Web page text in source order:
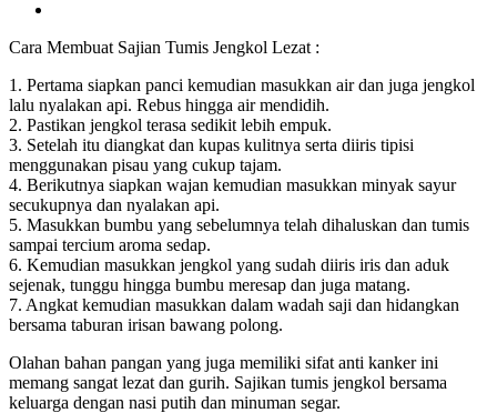
Cara Membuat Sajian Tumis Jengkol Lezat :
1. Pertama siapkan panci kemudian masukkan air dan juga jengkol
lalu nyalakan api. Rebus hingga air mendidih.
2. Pastikan jengkol terasa sedikit lebih empuk.
3. Setelah itu diangkat dan kupas kulitnya serta diiris tipisi
menggunakan pisau yang cukup tajam.
4. Berikutnya siapkan wajan kemudian masukkan minyak sayur
secukupnya dan nyalakan api.
5. Masukkan bumbu yang sebelumnya telah dihaluskan dan tumis
sampai tercium aroma sedap.
6. Kemudian masukkan jengkol yang sudah diiris iris dan aduk
sejenak, tunggu hingga bumbu meresap dan juga matang.
7. Angkat kemudian masukkan dalam wadah saji dan hidangkan
bersama taburan irisan bawang polong.
Olahan bahan pangan yang juga memiliki sifat anti kanker ini
memang sangat lezat dan gurih. Sajikan tumis jengkol bersama
keluarga dengan nasi putih dan minuman segar.